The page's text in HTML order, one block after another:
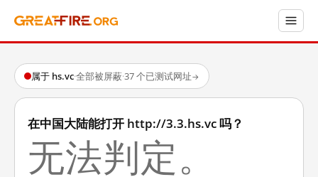
属于 hs.vc·全部被屏蔽·37 个已测试网址→
在中国大陆能打开 http://3.3.hs.vc 吗？
无法判定。